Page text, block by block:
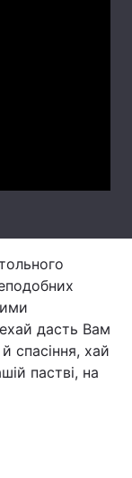
дасть Вам
спасіння, хай
пастві, на